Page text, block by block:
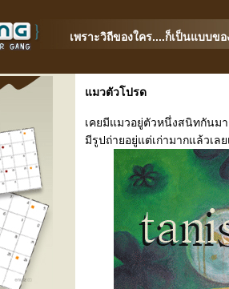
เพราะวิถีของใคร....ก็เป็นแบบ
มวตัวโปรด
เคยมีแมวอยู่ตัวหนึ่งสนิทกันม
มีรูปถ่ายอยู่แต่เก่ามากแล้วเล